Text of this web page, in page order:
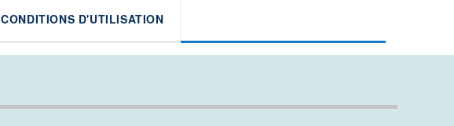
CONDITIONS D'UTILISATION